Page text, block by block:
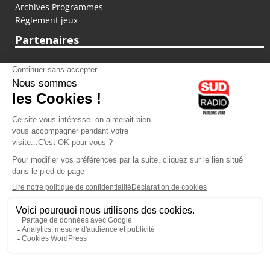
Archives Programmes
Règlement jeux
Partenaires
fiducial.fr
lyoncapitale.fr
olympique-et-lyonnais.com
L'application Iphone / Android
Téléchargez l'application
Les cookies
Gestion des cookies
Crédit photos : ©Sud Radio / Pierre Olivier